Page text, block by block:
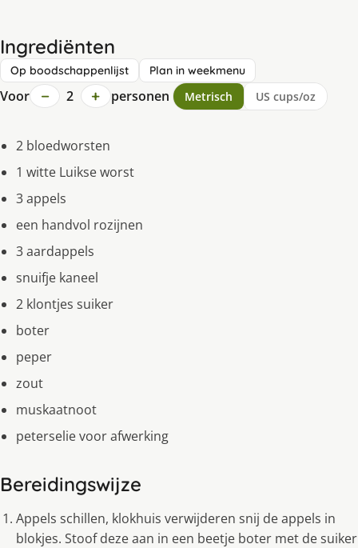
Ingrediënten
Op boodschappenlijst Plan in weekmenu
Voor − 2 + personen Metrisch US cups/oz
2 bloedworsten
1 witte Luikse worst
3 appels
een handvol rozijnen
3 aardappels
snuifje kaneel
2 klontjes suiker
boter
peper
zout
muskaatnoot
peterselie voor afwerking
Bereidingswijze
Appels schillen, klokhuis verwijderen snij de appels in
blokjes. Stoof deze aan in een beetje boter met de suiker